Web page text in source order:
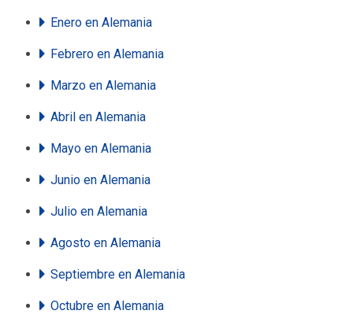
Enero en Alemania
Febrero en Alemania
Marzo en Alemania
Abril en Alemania
Mayo en Alemania
Junio en Alemania
Julio en Alemania
Agosto en Alemania
Septiembre en Alemania
Octubre en Alemania